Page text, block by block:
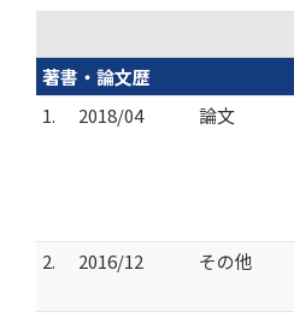
著書・論文歴
1.
2018/04 論文
2.
2016/12 その他